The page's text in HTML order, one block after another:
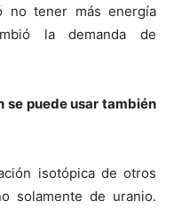
no tener más energía
la demanda de
se puede usar también
isotópica de otros
solamente de uranio.